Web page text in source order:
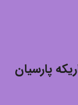
نامی اریکه پارسیان